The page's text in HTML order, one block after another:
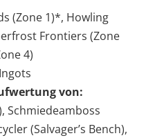
(Zone 1)*, Howling
Frontiers (Zone
4)
von:
Schmiedeamboss
(Salvager’s Bench),